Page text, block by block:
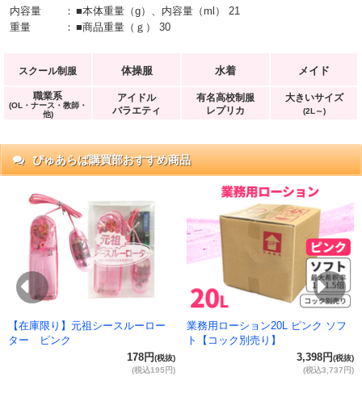
内容量
： ■本体重量（g）、内容量（ml） 21
重量
： ■商品重量（ｇ） 30
スクール制服 体操服 水着 メイド
職業系
(OL・ナース・教師・
他)
アイドル
バラエティ
有名高校制服
レプリカ
大きいサイズ
(2L～)
ぴゅあらば購買部おすすめ商品
Previous
【在庫限り】元祖シースルーロー
ター ピンク
178円(税抜)
(税込195円)
業務用ローション20L ピンク ソフ
ト【コック別売り】
3,398円(税抜)
(税込3,737円)